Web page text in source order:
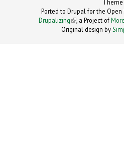
Theme
Ported to Drupal for the
Drupalizing(link is external)
, a Project of
Original design by